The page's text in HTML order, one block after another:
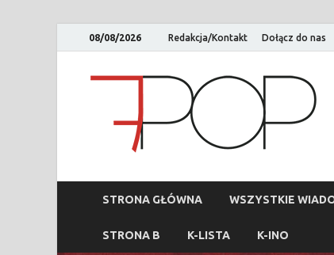
08/08/2026 Redakcja/Kontakt Dołącz do nas
STRONA GŁÓWNA WSZYSTKIE
STRONA B K-LISTA K-INO